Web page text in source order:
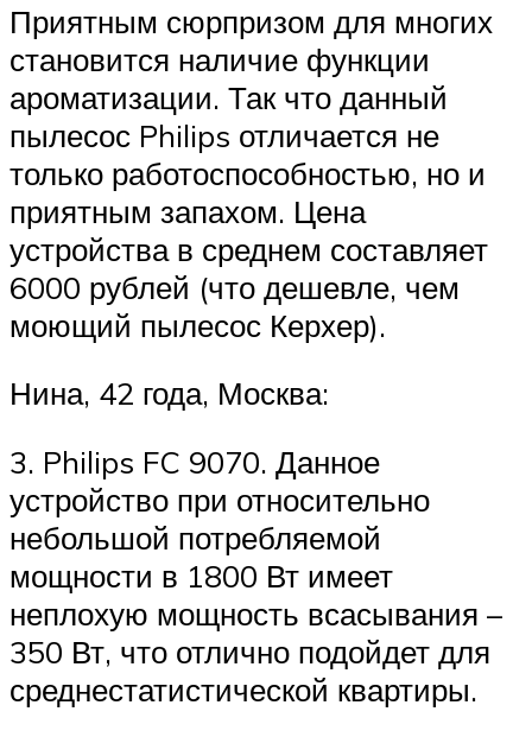
Приятным сюрпризом для многих
становится наличие функции
ароматизации. Так что данный
пылесос Philips отличается не
только работоспособностью, но и
приятным запахом. Цена
устройства в среднем составляет
6000 рублей (что дешевле, чем
моющий пылесос Керхер).
Нина, 42 года, Москва:
3. Philips FC 9070. Данное
устройство при относительно
небольшой потребляемой
мощности в 1800 Вт имеет
неплохую мощность всасывания –
350 Вт, что отлично подойдет для
среднестатистической квартиры.